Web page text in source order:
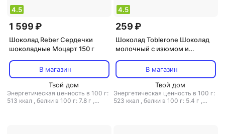
4.5
1 599 ₽
Шоколад Reber Сердечки
шоколадные Моцарт 150 г
В магазин
Твой дом
Энергетическая ценность в 100 г:
513 ккал , белки в 100 г: 7.8 г ,
4.5
259 ₽
Шоколад Toblerone Шоколад
молочный с изюмом и
10%, 100 гВ магазин
Твой дом
Энергетическая ценность в 100 г:
523 ккал , белки в 100 г: 5.4 г ,